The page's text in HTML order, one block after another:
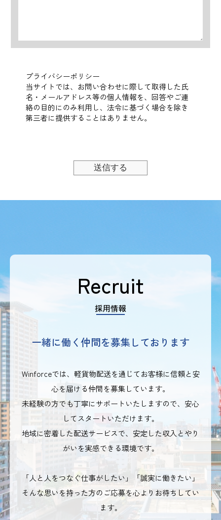
プライバシーポリシー
当サイトでは、お問い合わせに際して取得した氏
名・メールアドレス等の個人情報を、回答やご連
絡の目的にのみ利用し、法令に基づく場合を除き
第三者に提供することはありません。
Recruit
採用情報
一緒に働く仲間を募集しております
Winforceでは、軽貨物配送を通じてお客様に信頼と安
心を届ける仲間を募集しています。
未経験の方でも丁寧にサポートいたしますので、安心
してスタートいただけます。
地域に密着した配送サービスで、安定した収入とやり
がいを実感できる環境です。
「人と人をつなぐ仕事がしたい」「誠実に働きたい」
そんな思いを持った方のご応募を心よりお待ちしてい
ます。